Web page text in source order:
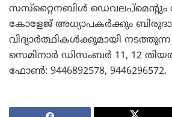
സസ്‌റ്റൈനബിള്‍ ഡെവലപ്മെന്റും
കോളേജ് അധ്യാപകര്‍ക്കും
വിദ്യാര്‍ത്ഥികള്‍ക്കുമായി
സെമിനാര്‍ ഡിസംബര്‍ 11, 12
ഫോണ്‍: 9446892578, 9446296572.